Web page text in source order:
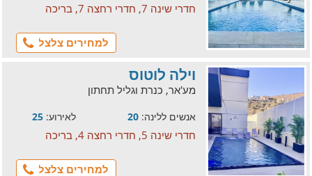
חדרי שינה 7, חדרי רחצה 7, בריכה
למחירים צלצל
וילה לוטוס
מע'אר, כנרת וגליל תחתון
אנשים ללינה: 20 לאירוע: 25
חדרי שינה 5, חדרי רחצה 4, בריכה
למחירים צלצל